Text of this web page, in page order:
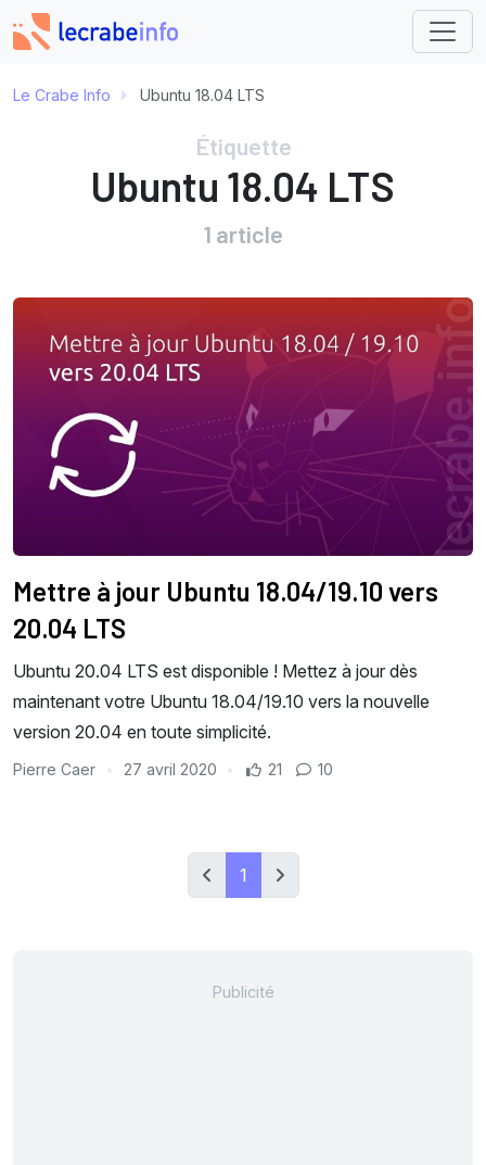
Le Crabe Info Ubuntu 18.04 LTS
Étiquette
Ubuntu 18.04 LTS
1 article
Mettre à jour Ubuntu 18.04/19.10 vers
20.04 LTS
Ubuntu 20.04 LTS est disponible ! Mettez à jour dès
maintenant votre Ubuntu 18.04/19.10 vers la nouvelle
version 20.04 en toute simplicité.
Pierre Caer 27 avril 2020 21 10
1